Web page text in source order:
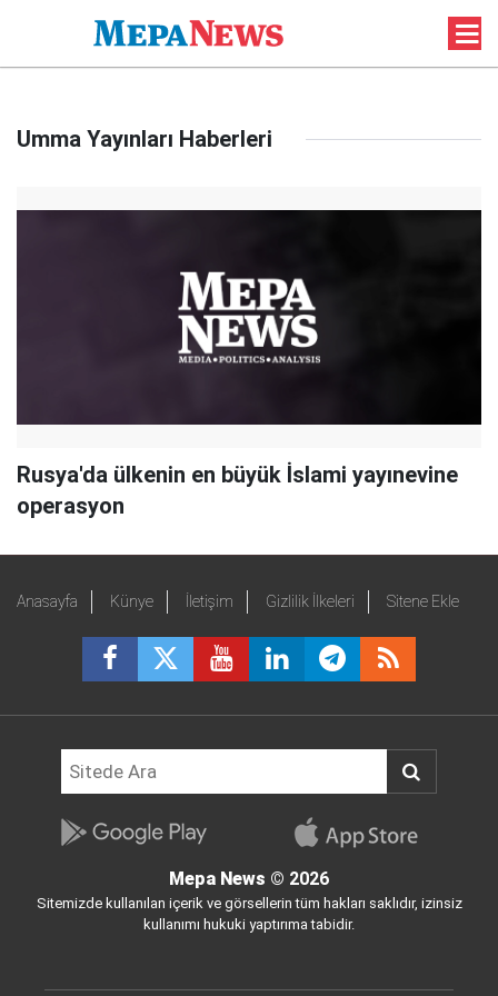
Umma Yayınları Haberleri
Rusya'da ülkenin en büyük İslami yayınevine
operasyon
Anasayfa Künye İletişim Gizlilik İlkeleri Sitene Ekle
Mepa News © 2026
Sitemizde kullanılan içerik ve görsellerin tüm hakları saklıdır, izinsiz
kullanımı hukuki yaptırıma tabidir.